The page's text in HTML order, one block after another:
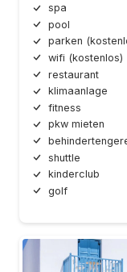
spa
pool
parken
wifi (kostenlos)
restaurant
klimaanlage
fitness
pkw mieten
shuttle
kinderclub
golf